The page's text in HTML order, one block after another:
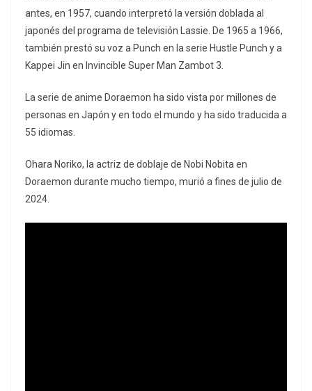
antes, en 1957, cuando interpretó la versión doblada al
japonés del programa de televisión Lassie. De 1965 a 1966,
también prestó su voz a Punch en la serie Hustle Punch y a
Kappei Jin en Invincible Super Man Zambot 3.
La serie de anime Doraemon ha sido vista por millones de
personas en Japón y en todo el mundo y ha sido traducida a
55 idiomas.
Ohara Noriko, la actriz de doblaje de Nobi Nobita en
Doraemon durante mucho tiempo, murió a fines de julio de
2024.